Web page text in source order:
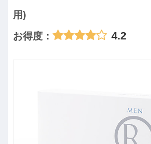
用)
お得度：
4.2